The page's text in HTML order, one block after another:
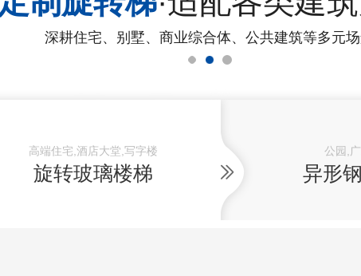
深耕住宅、别墅、商业综合体、公共建筑等多元
高端住宅,酒店大堂,写字楼
旋转玻璃楼梯
公园,
异形